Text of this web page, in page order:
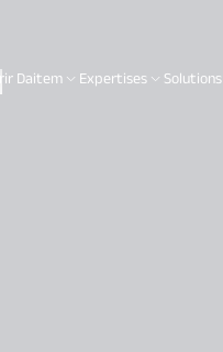
Daitem Expertises Solutions